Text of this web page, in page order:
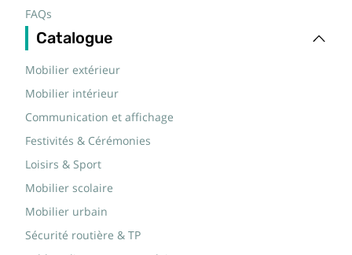
FAQs
Catalogue
Mobilier extérieur
Mobilier intérieur
Communication et affichage
Festivités & Cérémonies
Loisirs & Sport
Mobilier scolaire
Mobilier urbain
Sécurité routière & TP